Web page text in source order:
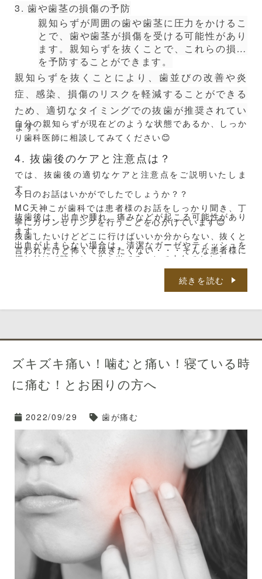
私たちの歯科医院では、患者様一人ひとりの症状に合わ
せた最適な治療を提供し、口腔内の健康をサポートいた
します。
歯の痛みや違和感を感じた際は、ぜひお気軽にご相談く
ださい🤗
---------------------------------------------------------
MC天神こが歯科
福岡市中央区天神5-7-7メディカルシティ天神6F
※天神北交差点そば
※天神地下街「東1a」出口より徒歩5分
📞
3. 歯や歯茎の損傷の予防
親知らずが周囲の歯や歯茎に圧力をかけるこ
とで、歯や歯茎が損傷を受ける可能性があり
ます。親知らずを抜くことで、これらの損傷
を予防することができます。
親知らずを抜くことにより、歯並びの改善や炎
症、感染、損傷のリスクを軽減することができる
ため、適切なタイミングでの抜歯が推奨されてい
ます。
4. 抜歯後のケアと注意点は？
では、抜歯後の適切なケアと注意点をご説明いたしま
す。
抜歯後は、出血や腫れ、痛みなどが起こる可能性があり
ます。
出血が止まらない場合は、清潔なガーゼやティッシュを
押し付けて噛むか、氷を当てることで止血できます。
ただし、冷やしすぎるとしこりが残る場合がありますの
で、冷やしすぎには注意してください。
いを行い、食事は柔らかいものを摂るようにしてくださ
い。
抜歯後24時間は口をゆすぐ行為や歯磨きは避け、血栓
です。
また、熱い物や噛み合わせの強い食べ物は避け、できる
だけ穏やかな食事を心がけてください。
抜歯後のケアは、適切な処置と注意を守ることで合併症
や感染症のリスクを軽減することができます。
抜歯後に症状が重篤である場合や、異常な出血や腫れが
見られる場合は、速やかに歯科医にご相談ください。
5. 最終的な判断はどうしたらいい？
自分の親知らずが現在どのような状態であるか、しっか
り歯科医師に相談してみてください😊
今日のお話はいかがでしたでしょうか？？
MC天神こが歯科では患者様のお話をしっかり聞き、丁
寧にカウンセリングを行うことを心がけています😊
抜歯したいけどどこに行けばいいか分からない、抜くと
言われたけど怖くて抜きたくない・・・そんな患者様に
まだほかに聞きたいことがある、こんな悩みがある・・
MC天神こが歯科
福岡市中央区天神5-
7-7メディカルシティ天神6F
※「那の津口」「天
神北ノース天神前」バス停近く
※天神地下街「東１
a」出口より徒歩５分
TEL 092-781-711
7
ご予約はネット予約
でもお電話でも承っております😊
続きを読む
ズキズキ痛い！噛むと痛い！寝ている時
に痛む！とお困りの方へ
2022/09/29 歯が痛む